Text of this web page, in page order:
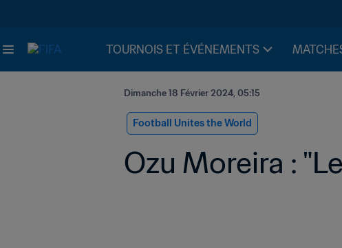
TOURNOIS ET ÉVÉNEMENTS
Dimanche 18 Février 2024, 05:15
Football Unites the World
Ozu Moreira :